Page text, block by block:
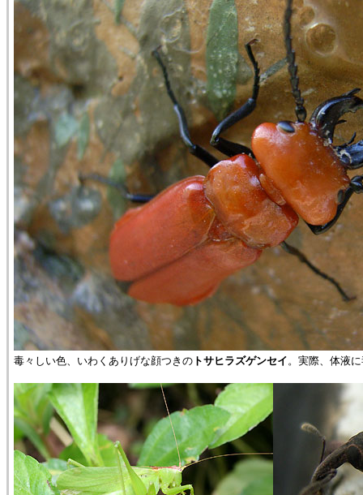
毒々しい色、いわくありげな顔つきの トサヒラズゲンセイ。実際、体液